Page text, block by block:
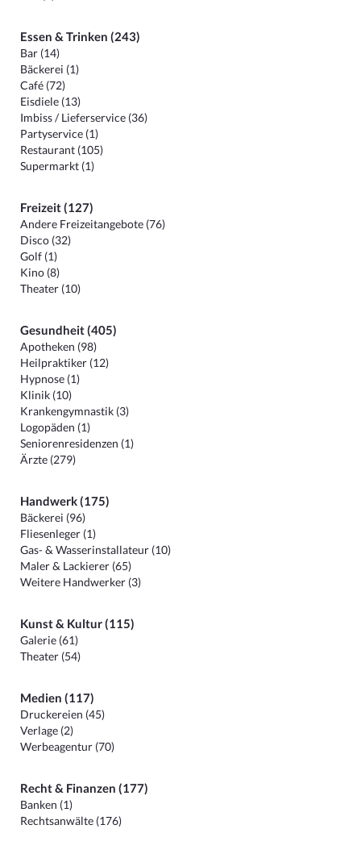
Essen & Trinken (243)
Bar (14)
Bäckerei (1)
Café (72)
Eisdiele (13)
Imbiss / Lieferservice (36)
Partyservice (1)
Restaurant (105)
Supermarkt (1)
Freizeit (127)
Andere Freizeitangebote (76)
Disco (32)
Golf (1)
Kino (8)
Theater (10)
Gesundheit (405)
Apotheken (98)
Heilpraktiker (12)
Hypnose (1)
Klinik (10)
Krankengymnastik (3)
Logopäden (1)
Seniorenresidenzen (1)
Ärzte (279)
Handwerk (175)
Bäckerei (96)
Fliesenleger (1)
Gas- & Wasserinstallateur (10)
Maler & Lackierer (65)
Weitere Handwerker (3)
Kunst & Kultur (115)
Galerie (61)
Theater (54)
Medien (117)
Druckereien (45)
Verlage (2)
Werbeagentur (70)
Recht & Finanzen (177)
Banken (1)
Rechtsanwälte (176)